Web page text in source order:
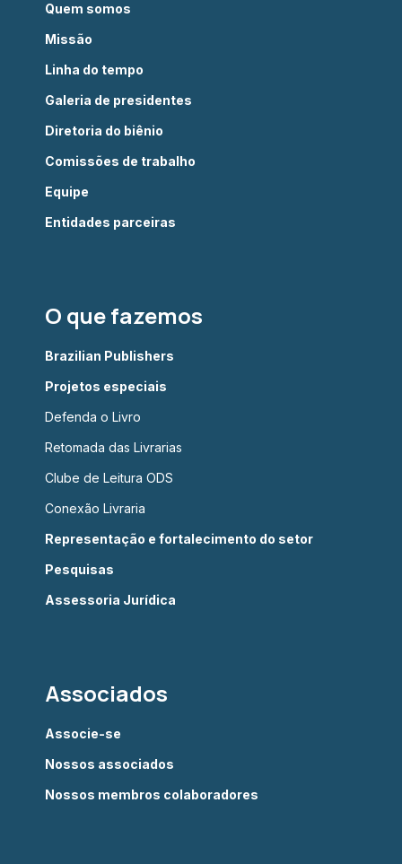
Quem somos
Missão
Linha do tempo
Galeria de presidentes
Diretoria do biênio
Comissões de trabalho
Equipe
Entidades parceiras
O que fazemos
Brazilian Publishers
Projetos especiais
Defenda o Livro
Retomada das Livrarias
Clube de Leitura ODS
Conexão Livraria
Representação e fortalecimento do setor
Pesquisas
Assessoria Jurídica
Associados
Associe-se
Nossos associados
Nossos membros colaboradores